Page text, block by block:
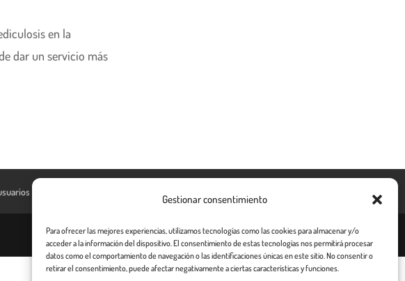
Gestionar consentimiento
Para ofrecer las mejores experiencias, utilizamos tecnologías como las cookies para almacenar y/o
acceder a la información del dispositivo. El consentimiento de estas tecnologías nos permitirá procesar
datos como el comportamiento de navegación o las identificaciones únicas en este sitio. No consentir o
retirar el consentimiento, puede afectar negativamente a ciertas características y funciones.
en la
dar un servicio más
de esta web